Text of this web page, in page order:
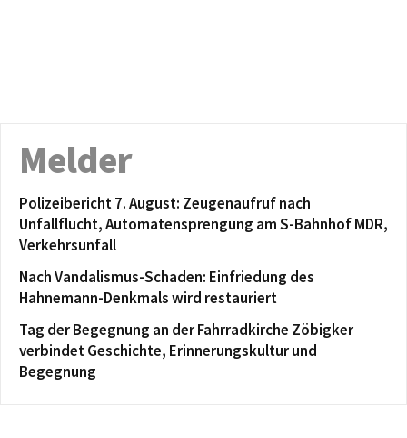
Melder
Polizeibericht 7. August: Zeugenaufruf nach
Unfallflucht, Automatensprengung am S-Bahnhof MDR,
Verkehrsunfall
Nach Vandalismus-Schaden: Einfriedung des
Hahnemann-Denkmals wird restauriert
Tag der Begegnung an der Fahrradkirche Zöbigker
verbindet Geschichte, Erinnerungskultur und
Begegnung